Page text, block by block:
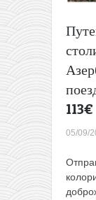
114€
113€
05/09/